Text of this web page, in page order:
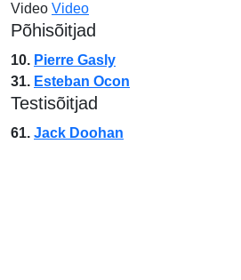
Video Video
Põhisõitjad
10. Pierre Gasly
31. Esteban Ocon
Testisõitjad
61. Jack Doohan